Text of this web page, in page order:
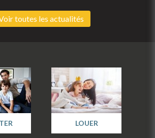
toutes les actualités
LOUER